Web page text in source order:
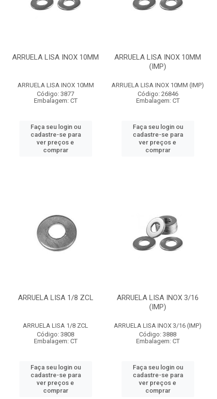
ARRUELA LISA INOX 10MM
ARRUELA LISA INOX 10MM
Código: 3877
Embalagem: CT
Faça seu login ou
cadastre-se para
ver preços e
comprar
ARRUELA LISA INOX 10MM
(IMP)
ARRUELA LISA INOX 10MM (IMP)
Código: 26846
Embalagem: CT
Faça seu login ou
cadastre-se para
ver preços e
comprar
ARRUELA LISA 1/8 ZCL
ARRUELA LISA 1/8 ZCL
Código: 3808
Embalagem: CT
Faça seu login ou
cadastre-se para
ver preços e
comprar
ARRUELA LISA INOX 3/16
(IMP)
ARRUELA LISA INOX 3/16 (IMP)
Código: 3888
Embalagem: CT
Faça seu login ou
cadastre-se para
ver preços e
comprar